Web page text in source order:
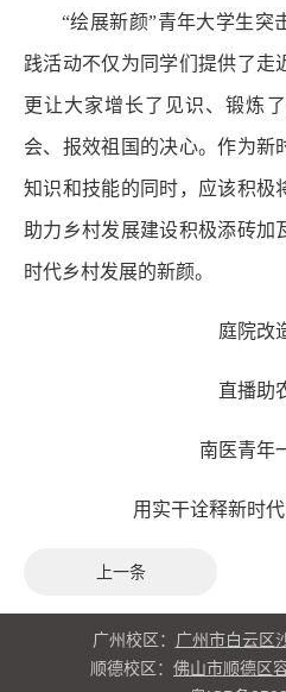
“绘展新颜”青年大学生突
践活动不仅为同学们提供了走
更让大家增长了见识、锻炼
会、报效祖国的决心。作为新
知识和技能的同时，应该积极
助力乡村发展建设积极添砖加
时代乡村发展的新颜。
庭院改
直播助
南医青年
用实干诠释新时
上一条
广州校区： 广州市白云区
顺德校区： 佛山市顺德区